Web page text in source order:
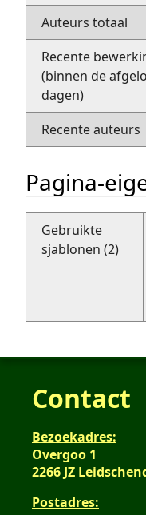
Auteurs totaal
Recente
(binnen de
dagen)
Recente auteurs
Pagina-
Gebruikte
sjablonen (2)
Contact
Bezoekadres:
Overgoo 1
2266 JZ
Postadres: